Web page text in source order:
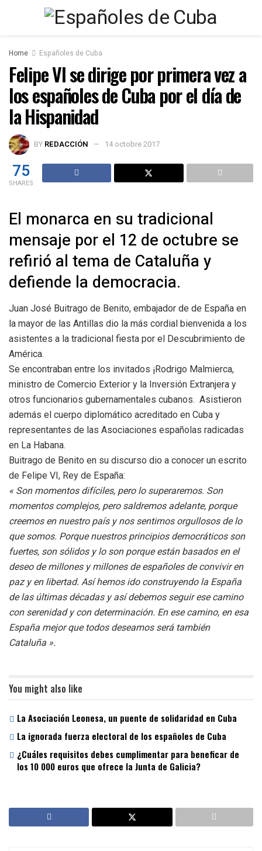
Home Españoles de Cuba
Felipe VI se dirige por primera vez a
los españoles de Cuba por el día de
la Hispanidad
BY REDACCIÓN 14 octobre 2017
75
SHARES
El monarca en su tradicional
mensaje por el 12 de octubre se
refirió al tema de Cataluña y
defiende la democracia.
Juan José Buitrago de Benito, embajador de de España en
la mayor de las Antillas dio la más cordial bienvenida a los
asistentes a la tradicional fiesta por el Descubrimiento de
América.
Se encontraban entre los invitados ¡Rodrigo Malmierca,
ministro de Comercio Exterior y la Inversión Extranjera y
otros funcionarios gubernamentales cubanos. Asistieron
además el cuerpo diplomático acreditado en Cuba y
representantes de las Asociaciones españolas radicadas
en La Habana.
Buitrago de Benito en su discurso dio a conocer un escrito
de Felipe VI, Rey de España:
« Son momentos difíciles, pero lo superaremos. Son
momentos complejos, pero saldremos adelante, porque
creemos en nuestro país y nos sentimos orgullosos de lo
que somos. Porque nuestros principios democráticos son
fuertes, son sólidos y lo son porque están basados en el
deseo de millones y millones de españoles de convivir en
paz y en libertad. Así hemos ido construyendo la España
de las últimas décadas y así debemos seguir ese camino
con serenidad y con determinación. En ese camino, en esa
España mejor que todos deseamos será también
Cataluña ».
You might also like
La Asociación Leonesa, un puente de solidaridad en Cuba
La ignorada fuerza electoral de los españoles de Cuba
¿Cuáles requisitos debes cumplimentar para beneficar de
los 10 000 euros que ofrece la Junta de Galicia?